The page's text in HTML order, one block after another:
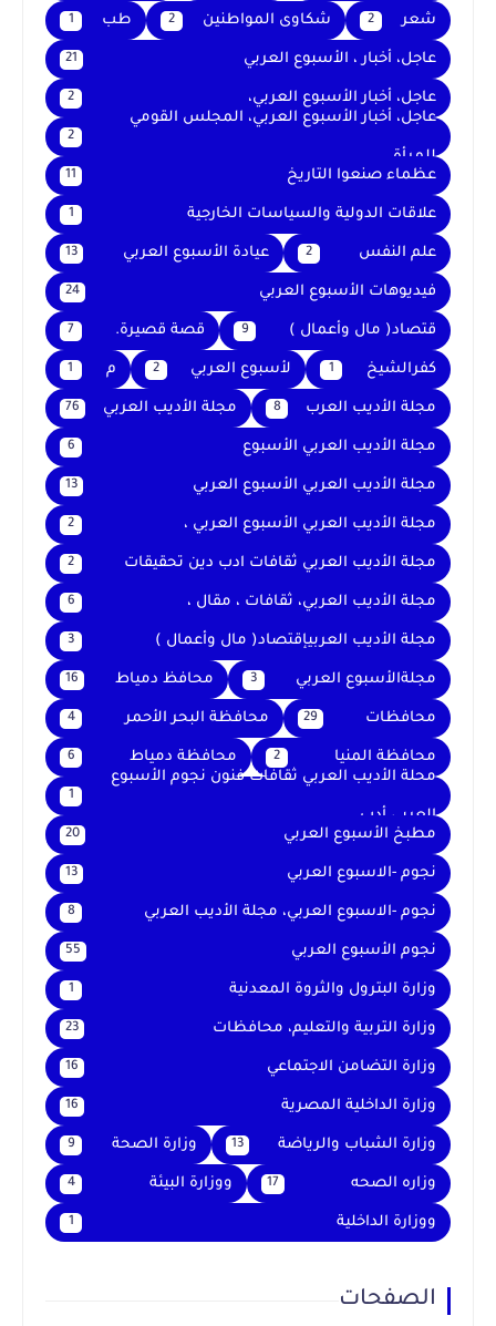
شعر 2 شكاوى المواطنين 2 طب 1
عاجل، أخبار ، الأسبوع العربي 21
عاجل، أخبار الأسبوع العربي، 2
عاجل، أخبار الأسبوع العربي، المجلس القومي
للمرأة
2
عظماء صنعوا التاريخ 11
علاقات الدولية والسياسات الخارجية 1
علم النفس 2 عيادة الأسبوع العربي 13
فيديوهات الأسبوع العربي 24
قتصاد( مال وأعمال ) 9 قصة قصيرة. 7
كفرالشيخ 1 لأسبوع العربي 2 م 1
مجلة الأديب العرب 8 مجلة الأديب العربي 76
مجلة الأديب العربي الأسبوع 6
مجلة الأديب العربي الأسبوع العربي 13
مجلة الأديب العربي الأسبوع العربي ، 2
مجلة الأديب العربي ثقافات ادب دين تحقيقات 2
مجلة الأديب العربي، ثقافات ، مقال ، 6
مجلة الأديب العربيإقتصاد( مال وأعمال ) 3
مجلةالأسبوع العربي 3 محافظ دمياط 16
محافظات 29 محافظة البحر الأحمر 4
محافظة المنيا 2 محافظة دمياط 6
محلة الأديب العربي ثقافات فنون نجوم الأسبوع
العربي أدب
1
مطبخ الأسبوع العربي 20
نجوم -الاسبوع العربي 13
نجوم -الاسبوع العربي، مجلة الأديب العربي 8
نجوم الأسبوع العربي 55
وزارة البترول والثروة المعدنية 1
وزارة التربية والتعليم، محافظات 23
وزارة التضامن الاجتماعي 16
وزارة الداخلية المصرية 16
وزارة الشباب والرياضة 13 وزارة الصحة 9
وزاره الصحه 17 ووزارة البيئة 4
ووزارة الداخلية 1
الصفحات